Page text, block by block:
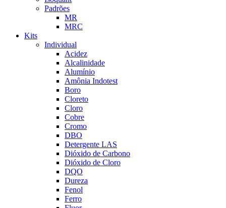
Padrões
MR
MRC
Kits
Individual
Acidez
Alcalinidade
Alumínio
Amônia Indotest
Boro
Cloreto
Cloro
Cobre
Cromo
DBO
Detergente LAS
Dióxido de Carbono
Dióxido de Cloro
DQO
Dureza
Fenol
Ferro